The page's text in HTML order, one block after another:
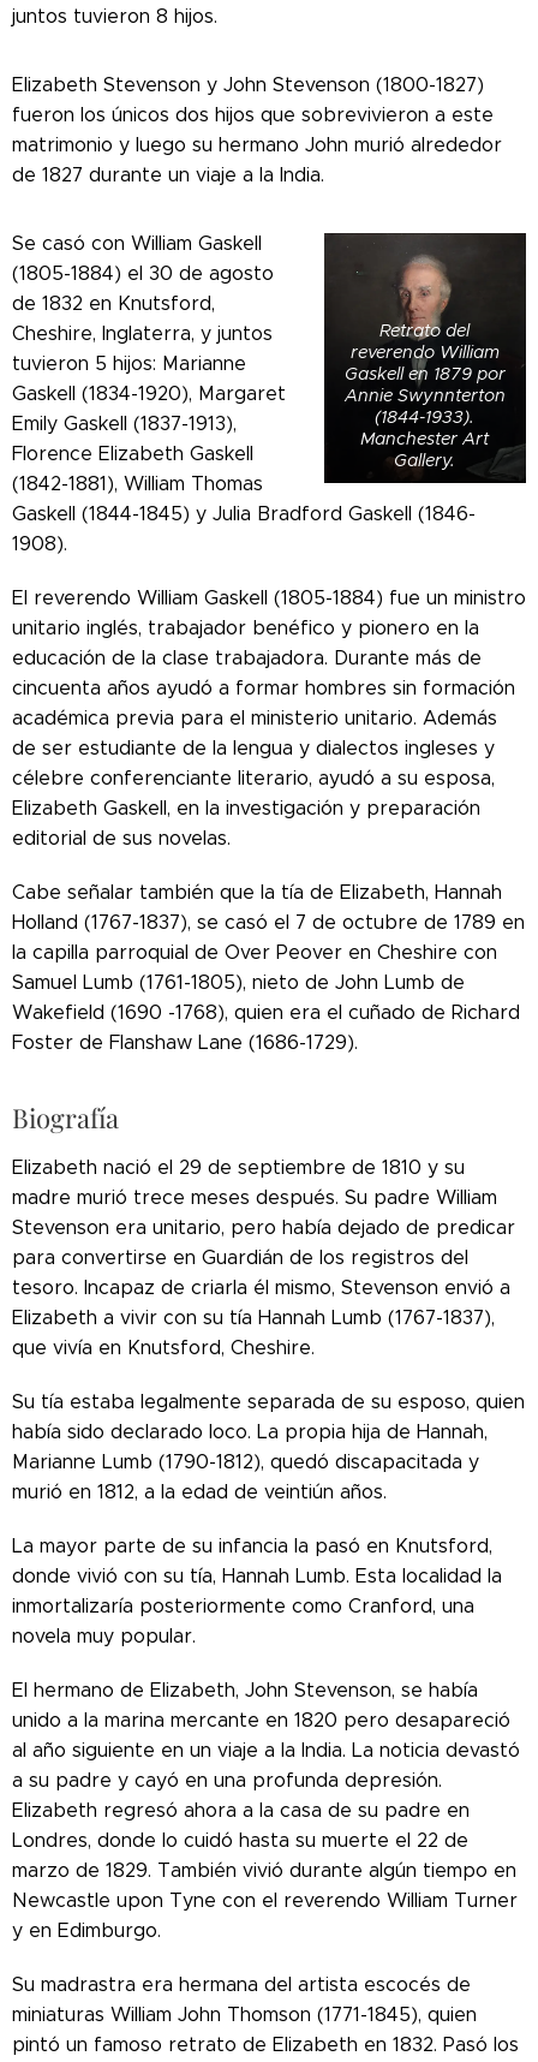
juntos tuvieron 8 hijos.
Elizabeth Stevenson y John Stevenson (1800-1827)
fueron los únicos dos hijos que sobrevivieron a este
matrimonio y luego su hermano John murió alrededor
de 1827 durante un viaje a la India.
Retrato del
reverendo William
Gaskell en 1879 por
Annie Swynnterton
(1844-1933).
Manchester Art
Gallery.
Se casó con William Gaskell
(1805-1884) el 30 de agosto
de 1832 en Knutsford,
Cheshire, Inglaterra, y juntos
tuvieron 5 hijos: Marianne
Gaskell (1834-1920), Margaret
Emily Gaskell (1837-1913),
Florence Elizabeth Gaskell
(1842-1881), William Thomas
Gaskell (1844-1845) y Julia Bradford Gaskell (1846-
1908).
El reverendo William Gaskell (1805-1884) fue un ministro
unitario inglés, trabajador benéfico y pionero en la
educación de la clase trabajadora. Durante más de
cincuenta años ayudó a formar hombres sin formación
académica previa para el ministerio unitario. Además
de ser estudiante de la lengua y dialectos ingleses y
célebre conferenciante literario, ayudó a su esposa,
Elizabeth Gaskell, en la investigación y preparación
editorial de sus novelas.
Cabe señalar también que la tía de Elizabeth, Hannah
Holland (1767-1837), se casó el 7 de octubre de 1789 en
la capilla parroquial de Over Peover en Cheshire con
Samuel Lumb (1761-1805), nieto de John Lumb de
Wakefield (1690 -1768), quien era el cuñado de Richard
Foster de Flanshaw Lane (1686-1729).
Biografía
Elizabeth nació el 29 de septiembre de 1810 y su
madre murió trece meses después. Su padre William
Stevenson era unitario, pero había dejado de predicar
para convertirse en Guardián de los registros del
tesoro. Incapaz de criarla él mismo, Stevenson envió a
Elizabeth a vivir con su tía Hannah Lumb (1767-1837),
que vivía en Knutsford, Cheshire.
Su tía estaba legalmente separada de su esposo, quien
había sido declarado loco. La propia hija de Hannah,
Marianne Lumb (1790-1812), quedó discapacitada y
murió en 1812, a la edad de veintiún años.
La mayor parte de su infancia la pasó en Knutsford,
donde vivió con su tía, Hannah Lumb. Esta localidad la
inmortalizaría posteriormente como Cranford, una
novela muy popular.
El hermano de Elizabeth, John Stevenson, se había
unido a la marina mercante en 1820 pero desapareció
al año siguiente en un viaje a la India. La noticia devastó
a su padre y cayó en una profunda depresión.
Elizabeth regresó ahora a la casa de su padre en
Londres, donde lo cuidó hasta su muerte el 22 de
marzo de 1829. También vivió durante algún tiempo en
Newcastle upon Tyne con el reverendo William Turner
y en Edimburgo.
Su madrastra era hermana del artista escocés de
miniaturas William John Thomson (1771-1845), quien
pintó un famoso retrato de Elizabeth en 1832. Pasó los